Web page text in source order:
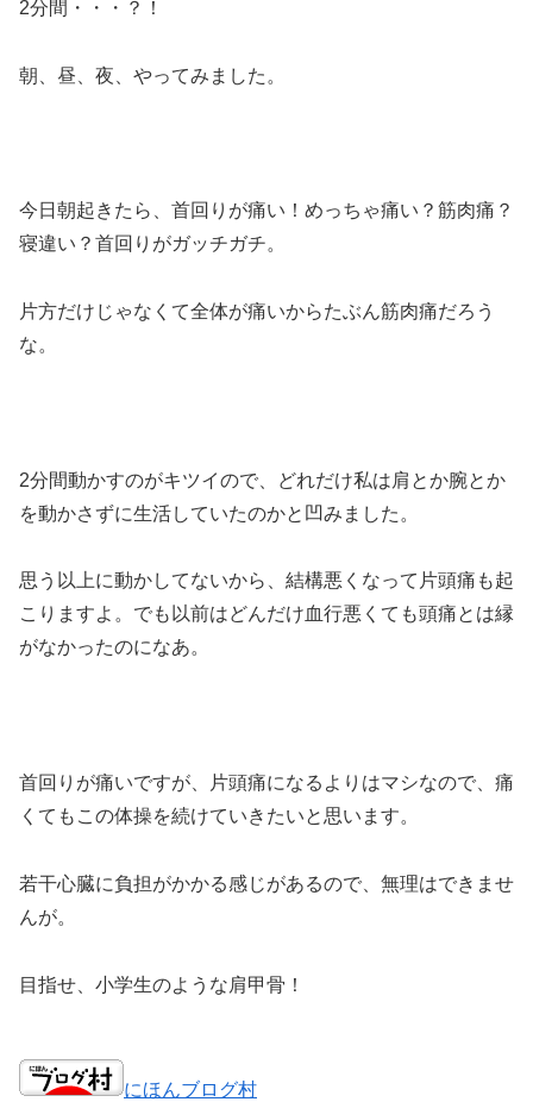
2分間・・・？！
朝、昼、夜、やってみました。
今日朝起きたら、首回りが痛い！めっちゃ痛い？筋肉痛？
寝違い？首回りがガッチガチ。
片方だけじゃなくて全体が痛いからたぶん筋肉痛だろう
な。
2分間動かすのがキツイので、どれだけ私は肩とか腕とか
を動かさずに生活していたのかと凹みました。
思う以上に動かしてないから、結構悪くなって片頭痛も起
こりますよ。でも以前はどんだけ血行悪くても頭痛とは縁
がなかったのになあ。
首回りが痛いですが、片頭痛になるよりはマシなので、痛
くてもこの体操を続けていきたいと思います。
若干心臓に負担がかかる感じがあるので、無理はできませ
んが。
目指せ、小学生のような肩甲骨！
にほんブログ村